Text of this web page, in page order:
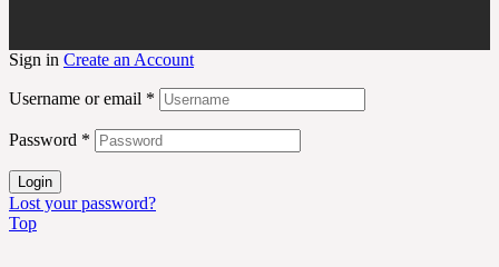
Sign in Create an Account
Username or email *
Password *
Login
Lost your password?
Top